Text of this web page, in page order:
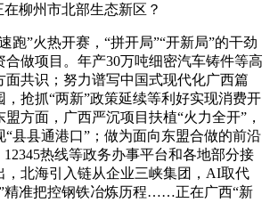
柳州市北部生态新区？
”火热开赛，“拼开局”“开新局”的干劲
合做项目。年产30万吨细密汽车铸件等高
面共识；努力谱写中国式现代化广西篇
抢抓“两新”政策延续等利好实现消费开
方面，广西严沉项目扶植“火力全开”，
“县县通港口”；做为面向东盟合做的前沿
12345热线等政务办事平台和各地部分接
，北海引入链从企业三峡集团，AI取代
精准把控钢铁冶炼历程……正在广西“新